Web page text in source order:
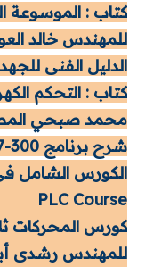
كتاب : الموسوعة
للمهندس خالد
الدليل الفنى
كتاب : التحكم
محمد صبحي
شرح برنامج PLC Step 7-300
الكورس الشامل
PLC Course
للمهندس رشدى